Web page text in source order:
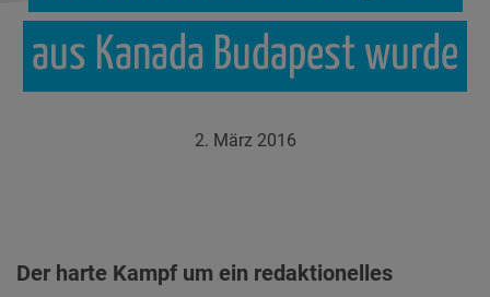
aus Kanada Budapest wurde
2. März 2016
Der harte Kampf um ein redaktionelles